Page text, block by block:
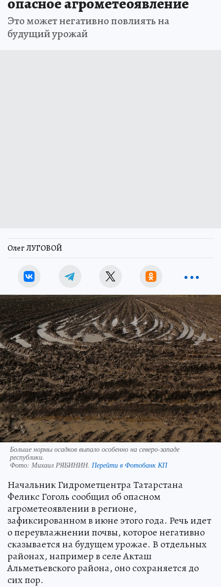
Это может негативно повлиять на
будущий урожай
Олег ЛУГОВОЙ
Больше нормы осадков выпало особенно на северо-западе
республики.
Фото: Михаил РЯБИНИН. Перейти в Фотобанк КП
Начальник Гидрометцентра Татарстана
Феликс Гоголь сообщил об опасном
агрометеоявлении в регионе,
зафиксированном в июне этого года. Речь идет
о переувлажнении почвы, которое негативно
сказывается на будущем урожае. В отдельных
районах, например в селе Акташ
Альметьевского района, оно сохраняется до
сих пор.